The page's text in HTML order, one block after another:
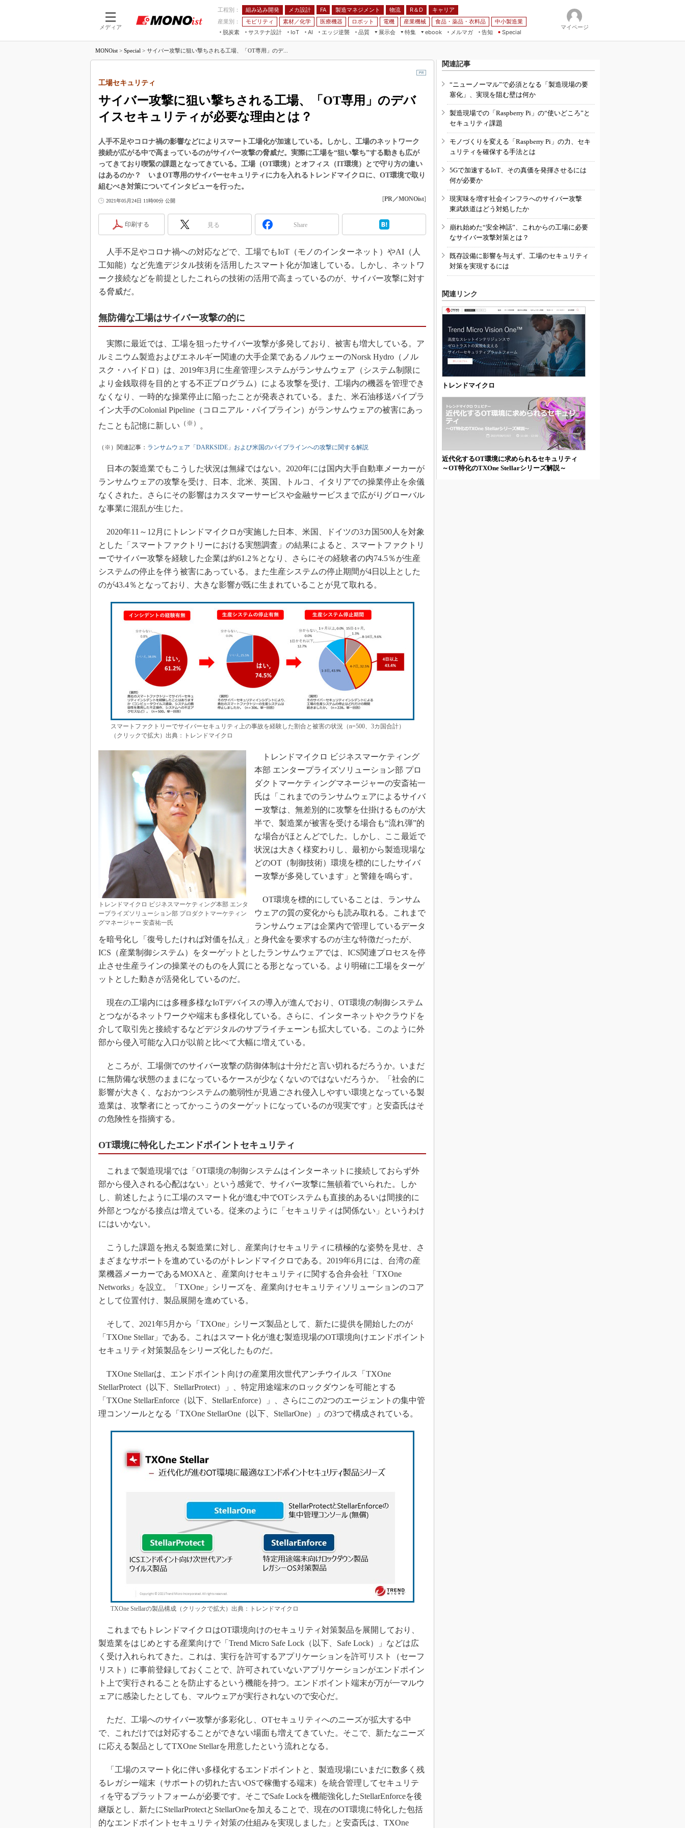
メディア
工程別： 組み込み開発 メカ設計 FA 製造マネジメント 物流 R＆D
キャリア
産業別：
モビリティ 素材／化学 医療機器 ロボット 電機 産業機械 食品・薬品・衣料品
中小製造業
脱炭素
サステナ設計
IoT
つながる工場
AI
AI×設備保全
エッジ逆襲 品質
展示会
JIMTOF
IIFES
国際ロボット展
TECHNO-FRONTIER
人テク展
スマート工場EXPO
AUTOMOTIVE WORLD
特集
つながるクルマ
フィールドサービス
FPGA
組み込み画像技術
組み込みモデリング
Windows Embedded
無償設計ツール
デジタルツインとCAE
S＆OP
インダストリー4.0
メイドインジャパン
植物工場
知財マネジメント
海外生産
グローバル設計・開発
制御セキュリティ
ebook
メカ設計
モビリティ
メルマガ
告知 Special
マイページ
MONOist > Special > サイバー攻撃に狙い撃ちされる工場、「OT専用」のデ...
サイバー攻撃に狙い撃ちされる工場、「OT専用」のデバ
イスセキュリティが必要な理由とは？
工場セキュリティ
人手不足やコロナ禍の影響などによりスマート工場化が加速している。しかし、工場のネットワーク
接続が広がる中で高まっているのがサイバー攻撃の脅威だ。実際に工場を“狙い撃ち”する動きも広が
ってきており喫緊の課題となってきている。工場（OT環境）とオフィス（IT環境）とで守り方の違い
はあるのか？ いまOT専用のサイバーセキュリティに力を入れるトレンドマイクロに、OT環境で取り
組むべき対策についてインタビューを行った。
2021年05月24日 11時00分 公開 [PR／MONOist]
印刷する 見る Share
人手不足やコロナ禍への対応などで、工場でもIoT（モノのインターネット）やAI（人
工知能）など先進デジタル技術を活用したスマート化が加速している。しかし、ネットワ
ーク接続などを前提としたこれらの技術の活用で高まっているのが、サイバー攻撃に対す
る脅威だ。
無防備な工場はサイバー攻撃の的に
実際に最近では、工場を狙ったサイバー攻撃が多発しており、被害も増大している。ア
ルミニウム製造およびエネルギー関連の大手企業であるノルウェーのNorsk Hydro（ノル
スク・ハイドロ）は、2019年3月に生産管理システムがランサムウェア（システム制限に
より金銭取得を目的とする不正プログラム）による攻撃を受け、工場内の機器を管理でき
なくなり、一時的な操業停止に陥ったことが発表されている。また、米石油移送パイプラ
イン大手のColonial Pipeline（コロニアル・パイプライン）がランサムウェアの被害にあっ
たことも記憶に新しい （※） 。
（※）関連記事： ランサムウェア「DARKSIDE」および米国のパイプラインへの攻撃に関する解説
日本の製造業でもこうした状況は無縁ではない。2020年には国内大手自動車メーカーが
ランサムウェアの攻撃を受け、日本、北米、英国、トルコ、イタリアでの操業停止を余儀
なくされた。さらにその影響はカスタマーサービスや金融サービスまで広がりグローバル
な事業に混乱が生じた。
2020年11～12月にトレンドマイクロが実施した日本、米国、ドイツの3カ国500人を対象
とした「スマートファクトリーにおける実態調査」の結果によると、スマートファクトリ
ーでサイバー攻撃を経験した企業は約61.2％となり、さらにその経験者の内74.5％が生産
システムの停止を伴う被害にあっている。また生産システムの停止期間が4日以上とした
のが43.4％となっており、大きな影響が既に生まれていることが見て取れる。
スマートファクトリーでサイバーセキュリティ上の事故を経験した割合と被害の状況（n=500、3カ国合計）
（クリックで拡大）出典：トレンドマイクロ
トレンドマイクロ ビジネスマーケティング本部 エンタ
ープライズソリューション部 プロダクトマーケティン
グマネージャー 安斎祐一氏
トレンドマイクロ ビジネスマーケティング
本部 エンタープライズソリューション部 プロ
ダクトマーケティングマネージャーの安斎祐一
氏は「これまでのランサムウェアによるサイバ
ー攻撃は、無差別的に攻撃を仕掛けるものが大
半で、製造業が被害を受ける場合も“流れ弾”的
な場合がほとんどでした。しかし、ここ最近で
状況は大きく様変わりし、最初から製造現場な
どのOT（制御技術）環境を標的にしたサイバ
ー攻撃が多発しています」と警鐘を鳴らす。
OT環境を標的にしていることは、ランサム
ウェアの質の変化からも読み取れる。これまで
ランサムウェアは企業内で管理しているデータ
を暗号化し「復号したければ対価を払え」と身代金を要求するのが主な特徴だったが、
ICS（産業制御システム）をターゲットとしたランサムウェアでは、ICS関連プロセスを停
止させ生産ラインの操業そのものを人質にとる形となっている。より明確に工場をターゲ
ットとした動きが活発化しているのだ。
現在の工場内には多種多様なIoTデバイスの導入が進んでおり、OT環境の制御システム
とつながるネットワークや端末も多様化している。さらに、インターネットやクラウドを
介して取引先と接続するなどデジタルのサプライチェーンも拡大している。このように外
部から侵入可能な入口が以前と比べて大幅に増えている。
ところが、工場側でのサイバー攻撃の防御体制は十分だと言い切れるだろうか。いまだ
に無防備な状態のままになっているケースが少なくないのではないだろうか。「社会的に
影響が大きく、なおかつシステムの脆弱性が見過ごされ侵入しやすい環境となっている製
造業は、攻撃者にとってかっこうのターゲットになっているのが現実です」と安斎氏はそ
の危険性を指摘する。
OT環境に特化したエンドポイントセキュリティ
これまで製造現場では「OT環境の制御システムはインターネットに接続しておらず外
部から侵入される心配はない」という感覚で、サイバー攻撃に無頓着でいられた。しか
し、前述したように工場のスマート化が進む中でOTシステムも直接的あるいは間接的に
外部とつながる接点は増えている。従来のように「セキュリティは関係ない」というわけ
にはいかない。
こうした課題を抱える製造業に対し、産業向けセキュリティに積極的な姿勢を見せ、さ
まざまなサポートを進めているのがトレンドマイクロである。2019年6月には、台湾の産
業機器メーカーであるMOXAと、産業向けセキュリティに関する合弁会社「TXOne
Networks」を設立。「TXOne」シリーズを、産業向けセキュリティソリューションのコア
として位置付け、製品展開を進めている。
そして、2021年5月から「TXOne」シリーズ製品として、新たに提供を開始したのが
「TXOne Stellar」である。これはスマート化が進む製造現場のOT環境向けエンドポイント
セキュリティ対策製品をシリーズ化したものだ。
TXOne Stellarは、エンドポイント向けの産業用次世代アンチウイルス「TXOne
StellarProtect（以下、StellarProtect）」、特定用途端末のロックダウンを可能とする
「TXOne StellarEnforce（以下、StellarEnforce）」、さらにこの2つのエージェントの集中管
理コンソールとなる「TXOne StellarOne（以下、StellarOne）」の3つで構成されている。
TXOne Stellarの製品構成（クリックで拡大）出典：トレンドマイクロ
これまでもトレンドマイクロはOT環境向けのセキュリティ対策製品を展開しており、
製造業をはじめとする産業向けで「Trend Micro Safe Lock（以下、Safe Lock）」などは広
く受け入れられてきた。これは、実行を許可するアプリケーションを許可リスト（セーフ
リスト）に事前登録しておくことで、許可されていないアプリケーションがエンドポイン
ト上で実行されることを防止するという機能を持つ。エンドポイント端末が万が一マルウ
ェアに感染したとしても、マルウェアが実行されないので安心だ。
ただ、工場へのサイバー攻撃が多彩化し、OTセキュリティへのニーズが拡大する中
で、これだけでは対応することができない場面も増えてきていた。そこで、新たなニーズ
に応える製品としてTXOne Stellarを用意したという流れとなる。
「工場のスマート化に伴い多様化するエンドポイントと、製造現場にいまだに数多く残
るレガシー端末（サポートの切れた古いOSで稼働する端末）を統合管理してセキュリテ
ィを守るプラットフォームが必要です。そこでSafe Lockを機能強化したStellarEnforceを後
継版とし、新たにStellarProtectとStellarOneを加えることで、現在のOT環境に特化した包括
的なエンドポイントセキュリティ対策の仕組みを実現しました」と安斎氏は、TXOne
関連記事
“ニューノーマル”で必須となる「製造現場の要
塞化」、実現を阻む壁は何か
製造現場での「Raspberry Pi」の“使いどころ”と
セキュリティ課題
モノづくりを変える「Raspberry Pi」の力、セキ
ュリティを確保する手法とは
5Gで加速するIoT、その真価を発揮させるには
何が必要か
現実味を増す社会インフラへのサイバー攻撃
東武鉄道はどう対処したか
崩れ始めた“安全神話”、これからの工場に必要
なサイバー攻撃対策とは？
既存設備に影響を与えず、工場のセキュリティ
対策を実現するには
関連リンク
トレンドマイクロ
近代化するOT環境に求められるセキュリティ
～OT特化のTXOne Stellarシリーズ解説～